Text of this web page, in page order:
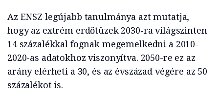
Az ENSZ legújabb tanulmánya azt mutatja,
hogy az extrém erdőtüzek 2030-ra világszinten
14 százalékkal fognak megemelkedni a 2010-
2020-as adatokhoz viszonyítva. 2050-re ez az
arány elérheti a 30, és az évszázad végére az 50
százalékot is.